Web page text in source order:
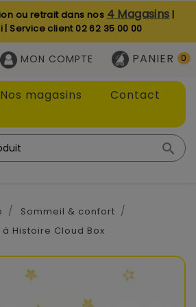
ou retrait dans nos 4 Magasins |
| Service client02 62 35 00 00
PANIER 0
MON COMPTE
Nos magasins Contact

Sommeil & confort
Histoire Cloud Box